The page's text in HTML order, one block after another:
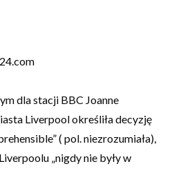
dla stacji BBC Joanne
Liverpool określiła decyzję
( pol. niezrozumiała),
„nigdy nie były w